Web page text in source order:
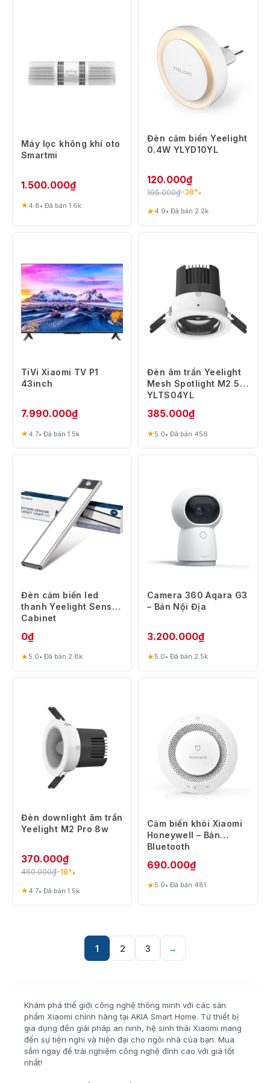
Máy lọc không khí oto
Smartmi
1.500.000₫
★4.8• Đã bán 1.6k
Đèn cảm biến Yeelight
0.4W YLYD10YL
120.000₫
195.000₫-38%
★4.9• Đã bán 2.2k
TiVi Xiaomi TV P1
43inch
7.990.000₫
★4.7• Đã bán 1.5k
Đèn âm trần Yeelight
Mesh Spotlight M2 5W
YLTS04YL
385.000₫
★5.0• Đã bán 456
Đèn cảm biến led
thanh Yeelight Sensor
Cabinet
0₫
★5.0• Đã bán 2.8k
Camera 360 Aqara G3
– Bản Nội Địa
3.200.000₫
★5.0• Đã bán 2.5k
Đèn downlight âm trần
Yeelight M2 Pro 8w
370.000₫
450.000₫-18%
★4.7• Đã bán 1.5k
Cảm biến khói Xiaomi
Honeywell – Bản
Bluetooth
690.000₫
★5.0• Đã bán 481
1 2 3 →
Khám phá thế giới công nghệ thông minh với các sản
phẩm Xiaomi chính hãng tại AKIA Smart Home. Từ thiết bị
gia dụng đến giải pháp an ninh, hệ sinh thái Xiaomi mang
đến sự tiện nghi và hiện đại cho ngôi nhà của bạn. Mua
sắm ngay để trải nghiệm công nghệ đỉnh cao với giá tốt
nhất!